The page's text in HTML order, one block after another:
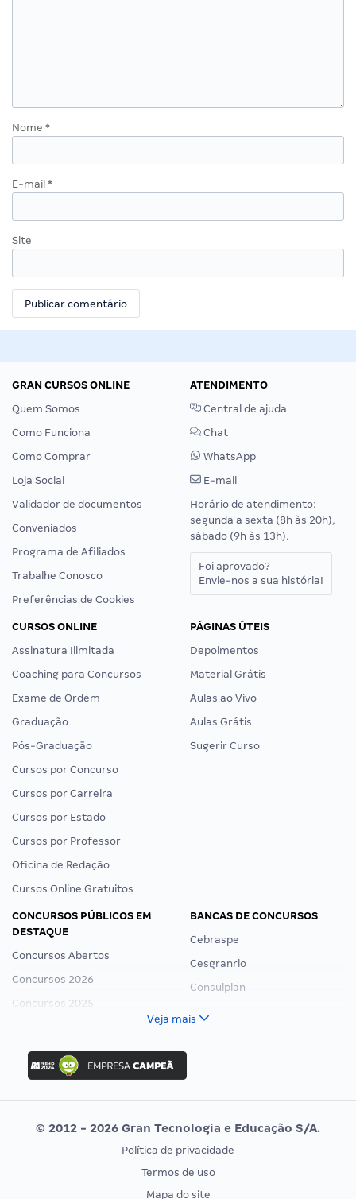
Nome *
E-mail *
Site
GRAN CURSOS ONLINE
Quem Somos
Como Funciona
Como Comprar
Loja Social
Validador de documentos
Conveniados
Programa de Afiliados
Trabalhe Conosco
Preferências de Cookies
ATENDIMENTO
Central de ajuda
Chat
WhatsApp
E-mail
Horário de atendimento:
segunda a sexta (8h às 20h),
sábado (9h às 13h).
Foi aprovado?
Envie-nos a sua história!
CURSOS ONLINE
Assinatura Ilimitada
Coaching para Concursos
Exame de Ordem
Graduação
Pós-Graduação
Cursos por Concurso
Cursos por Carreira
Cursos por Estado
Cursos por Professor
Oficina de Redação
Cursos Online Gratuitos
PÁGINAS ÚTEIS
Depoimentos
Material Grátis
Aulas ao Vivo
Aulas Grátis
Sugerir Curso
CONCURSOS PÚBLICOS EM
DESTAQUE
Concursos Abertos
Concursos 2026
Concursos 2025
Concurso Nacional Unificado
Concurso Ibama
Concurso MPU
Editais publicados
BANCAS DE CONCURSOS
Cebraspe
Cesgranrio
Consulplan
Vunesp
CONCURSOS POR PROFISSÃO
EXAME DE ORDEM
Veja mais
© 2012 - 2026 Gran Tecnologia e Educação S/A.
Política de privacidade
Termos de uso
Mapa do site